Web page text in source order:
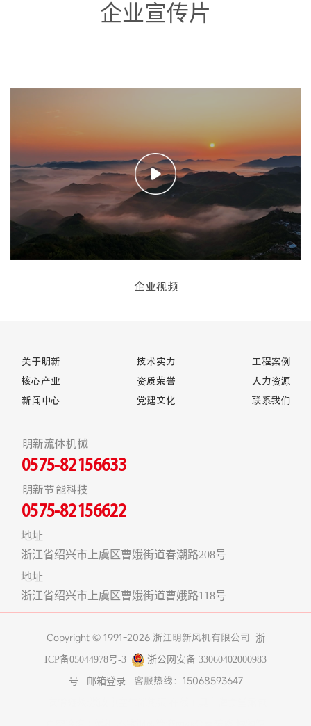
企业宣传片
企业视频
关于明新
核心产业
新闻中心
技术实力
资质荣誉
党建文化
工程案例
人力资源
联系我们
明新流体机械
0575-82156633
明新节能科技
0575-82156622
地址
浙江省绍兴市上虞区曹娥街道春潮路208号
地址
浙江省绍兴市上虞区曹娥街道曹娥路118号
Copyright © 1991-2026 浙江明新风机有限公司 浙
ICP备05044978号-3 浙公网安备 33060402000983
号 邮箱登录
客服热线：15068593647